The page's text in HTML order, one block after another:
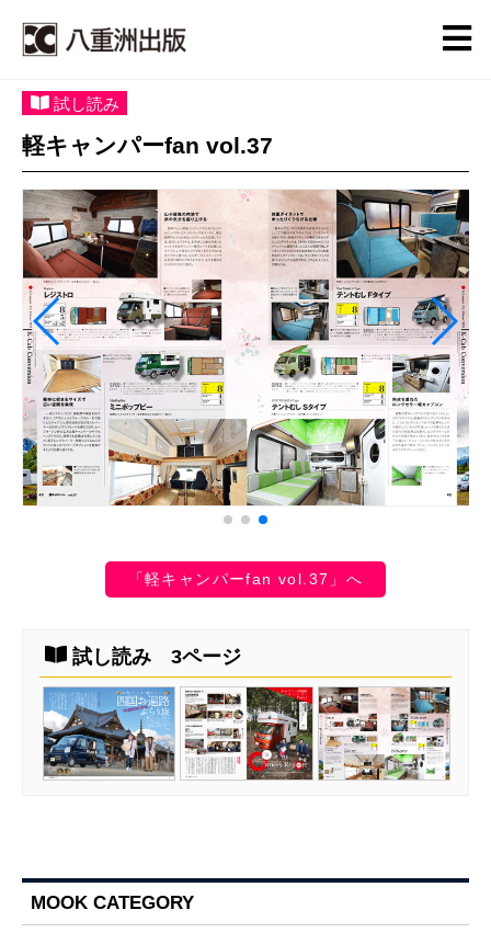
試し読み
軽キャンパーfan vol.37
「軽キャンパーfan vol.37」へ
試し読み 3ページ
MOOK CATEGORY